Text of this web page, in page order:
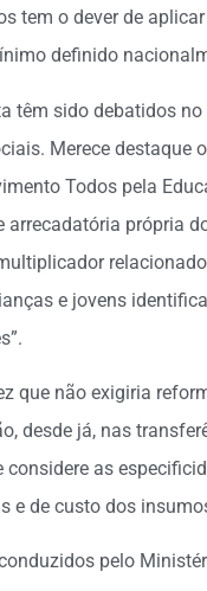
tem o dever de
definido
têm sido debatidos
Merece destaque
Todos pela
própria
e jovens
que não exigiria
desde já, nas
considere as
e de custo dos
pelo